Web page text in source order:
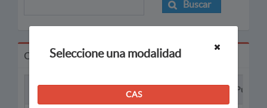
Buscar
Convocatorias
Puesto
Seleccione una modalidad
CAS